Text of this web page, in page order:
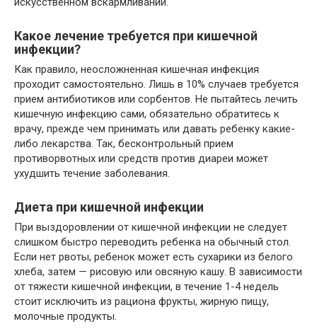
Какое лечение требуется при кишечной
инфекции?
Как правило, неосложненная кишечная инфекция
проходит самостоятельно. Лишь в 10% случаев требуется
прием антибиотиков или сорбентов. Не пытайтесь лечить
кишечную инфекцию сами, обязательно обратитесь к
врачу, прежде чем принимать или давать ребенку какие-
либо лекарства. Так, бесконтрольный прием
противорвотных или средств против диареи может
ухудшить течение заболевания.
Диета при кишечной инфекции
При выздоровлении от кишечной инфекции не следует
слишком быстро переводить ребенка на обычный стол.
Если нет рвоты, ребенок может есть сухарики из белого
хлеба, затем — рисовую или овсяную кашу. В зависимости
от тяжести кишечной инфекции, в течение 1-4 недель
стоит исключить из рациона фрукты, жирную пищу,
молочные продукты.